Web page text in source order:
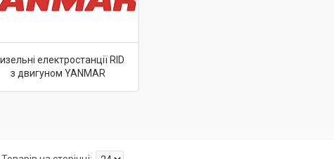
електростанції RID
з двигуном YANMAR